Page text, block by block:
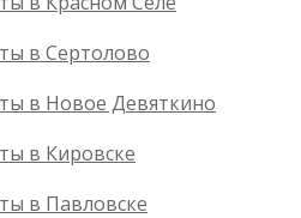
в Сертолово
в Новое Девяткино
в Кировске
в Павловске